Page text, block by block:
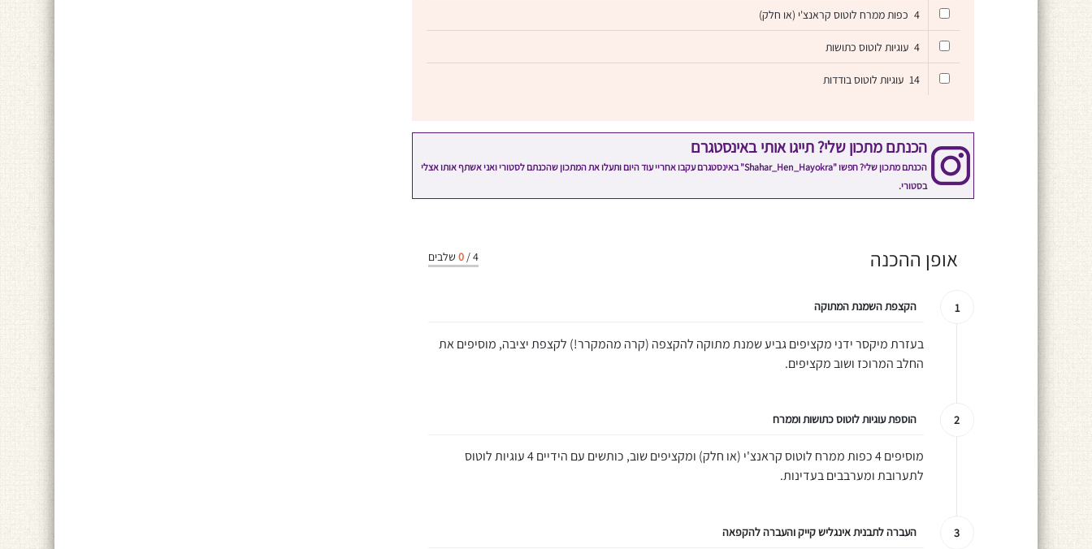
4 כפות ממרח לוטוס קראנצ'י (או חלק)
4 עוגיות לוטוס כתושות
14 עוגיות לוטוס בודדות
הכנתם מתכון שלי? תייגו אותי באינסטגרם
הכנתם מתכון שלי? חפשו "Shahar_Hen_Hayokra" באינסטגרם עקבו אחריי עוד היום ותעלו את המתכון שהכנתם לסטורי ואני אשתף אותו אצלי
בסטורי.
4
/
0 שלבים אופן ההכנה
1 הקצפת השמנת המתוקה
בעזרת מיקסר ידני מקציפים גביע שמנת מתוקה להקצפה (קרה מהמקרר!) לקצפת יציבה, מוסיפים את
החלב המרוכז ושוב מקציפים.
2 הוספת עוגיות לוטוס כתושות וממרח
מוסיפים 4 כפות ממרח לוטוס קראנצ'י (או חלק) ומקציפים שוב, כותשים עם הידיים 4 עוגיות לוטוס
לתערובת ומערבבים בעדינות.
3 העברה לתבנית אינגליש קייק והעברה להקפאה